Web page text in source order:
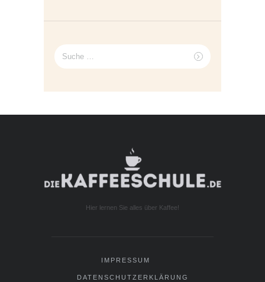
Suche
nach:
Hier lernen Sie alles über Kaffee!
IMPRESSUM
DATENSCHUTZERKLÄRUNG